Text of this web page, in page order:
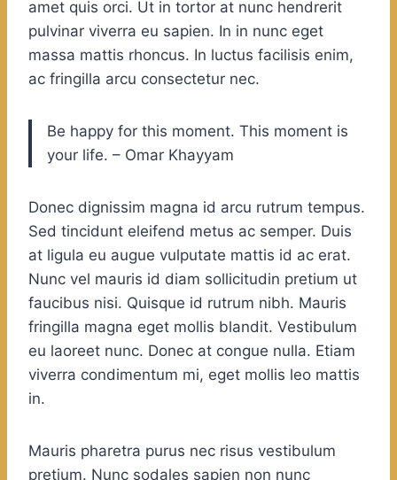
amet quis orci. Ut in tortor at nunc hendrerit
pulvinar viverra eu sapien. In in nunc eget
massa mattis rhoncus. In luctus facilisis enim,
ac fringilla arcu consectetur nec.
Be happy for this moment. This moment is
your life. – Omar Khayyam
Donec dignissim magna id arcu rutrum tempus.
Sed tincidunt eleifend metus ac semper. Duis
at ligula eu augue vulputate mattis id ac erat.
Nunc vel mauris id diam sollicitudin pretium ut
faucibus nisi. Quisque id rutrum nibh. Mauris
fringilla magna eget mollis blandit. Vestibulum
eu laoreet nunc. Donec at congue nulla. Etiam
viverra condimentum mi, eget mollis leo mattis
in.
Mauris pharetra purus nec risus vestibulum
pretium. Nunc sodales sapien non nunc